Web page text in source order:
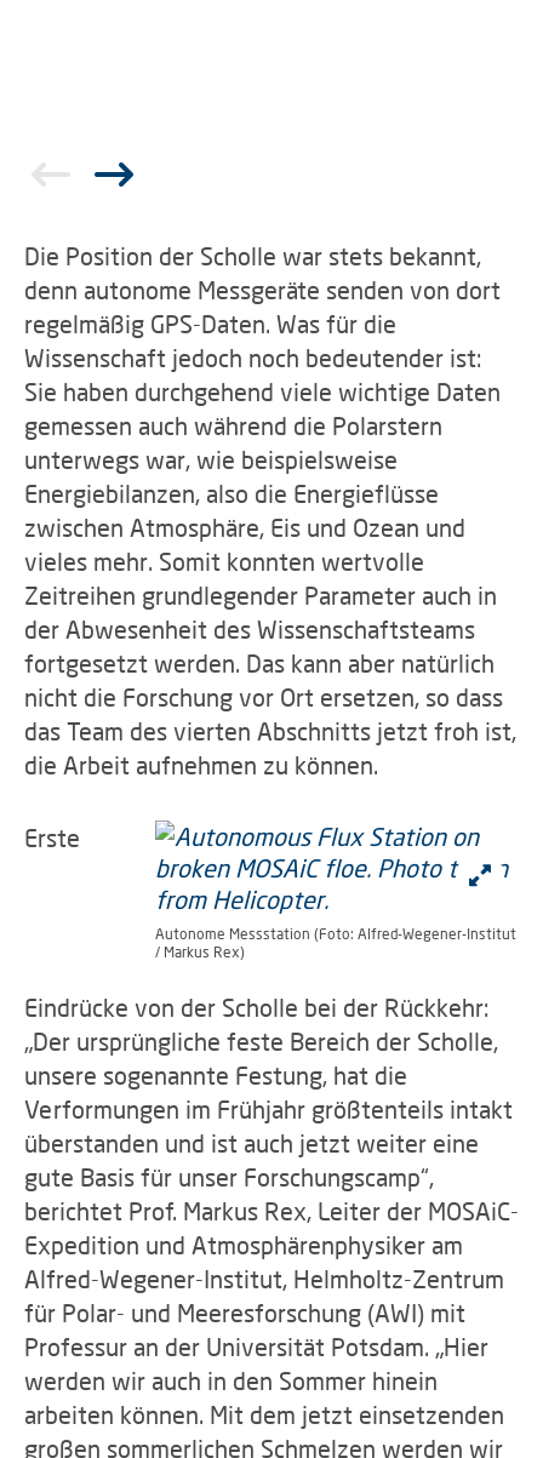
Die Position der Scholle war stets bekannt,
denn autonome Messgeräte senden von dort
regelmäßig GPS-Daten. Was für die
Wissenschaft jedoch noch bedeutender ist:
Sie haben durchgehend viele wichtige Daten
gemessen auch während die Polarstern
unterwegs war, wie beispielsweise
Energiebilanzen, also die Energieflüsse
zwischen Atmosphäre, Eis und Ozean und
vieles mehr. Somit konnten wertvolle
Zeitreihen grundlegender Parameter auch in
der Abwesenheit des Wissenschaftsteams
fortgesetzt werden. Das kann aber natürlich
nicht die Forschung vor Ort ersetzen, so dass
das Team des vierten Abschnitts jetzt froh ist,
die Arbeit aufnehmen zu können.
Autonome Messstation (Foto: Alfred-Wegener-Institut
/ Markus Rex)
Erste
Eindrücke von der Scholle bei der Rückkehr:
„Der ursprüngliche feste Bereich der Scholle,
unsere sogenannte Festung, hat die
Verformungen im Frühjahr größtenteils intakt
überstanden und ist auch jetzt weiter eine
gute Basis für unser Forschungscamp“,
berichtet Prof. Markus Rex, Leiter der MOSAiC-
Expedition und Atmosphärenphysiker am
Alfred-Wegener-Institut, Helmholtz-Zentrum
für Polar- und Meeresforschung (AWI) mit
Professur an der Universität Potsdam. „Hier
werden wir auch in den Sommer hinein
arbeiten können. Mit dem jetzt einsetzenden
großen sommerlichen Schmelzen werden wir